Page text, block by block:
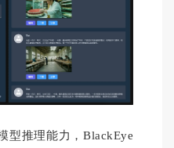
型推理能力，BlackEye